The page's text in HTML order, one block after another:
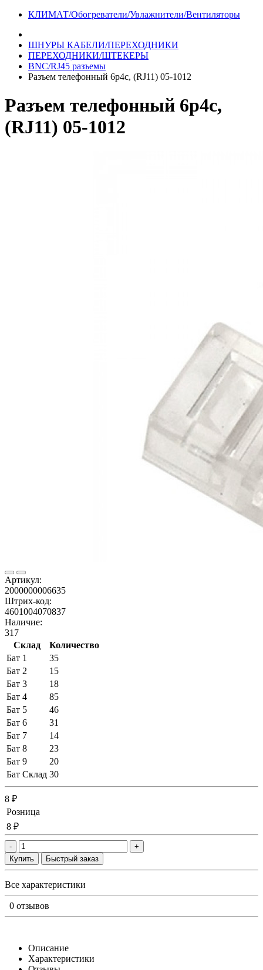
КЛИМАТ/Обогреватели/Увлажнители/Вентиляторы
ШНУРЫ КАБЕЛИ/ПЕРЕХОДНИКИ
ПЕРЕХОДНИКИ/ШТЕКЕРЫ
BNC/RJ45 разъемы
Разъем телефонный 6p4c, (RJ11) 05-1012
Разъем телефонный 6p4c,
(RJ11) 05-1012
Артикул:
2000000006635
Штрих-код:
4601004070837
Наличие:
317
Склад
Количество
Бат 1
35
Бат 2
15
Бат 3
18
Бат 4
85
Бат 5
46
Бат 6
31
Бат 7
14
Бат 8
23
Бат 9
20
Бат Склад 30
8 ₽
Розница
8 ₽
-
+
Купить
Быстрый заказ
Все характеристики
0 отзывов
Описание
Характеристики